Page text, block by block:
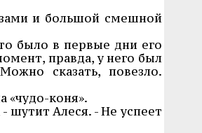
и большой смешной
было в первые дни его
правда, у него был
сказать, повезло.
«чудо-коня».
шутит Алеся. - Не успеет